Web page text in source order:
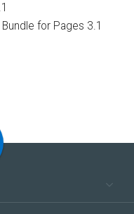
for Pages 3.1